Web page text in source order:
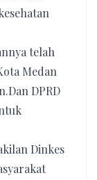
telah
Medan
DPRD
Dinkes